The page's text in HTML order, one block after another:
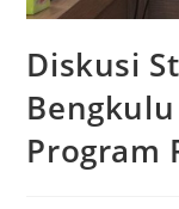
Diskusi
Program